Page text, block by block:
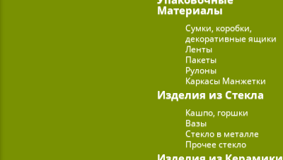
Материалы
Сумки, коробки,
декоративные ящики
Ленты
Пакеты
Рулоны
Каркасы Манжетки
Изделия из Стекла
Кашпо, горшки
Вазы
Стекло в металле
Прочее стекло